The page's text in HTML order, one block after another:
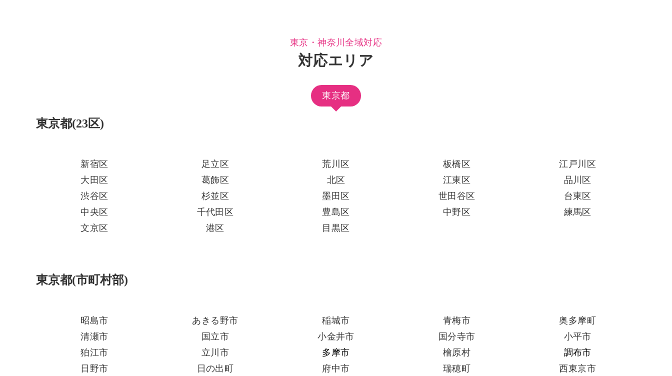
東京・神奈川全域対応
対応エリア
東京都
東京都(23区)
新宿区 足立区 荒川区 板橋区
江戸川区
大田区
葛飾区 北区 江東区
品川区
渋谷区
杉並区 墨田区 世田谷区
台東区
中央区
千代田区 豊島区 中野区
練馬区
文京区
港区 目黒区
東京都(市町村部)
昭島市 あきる野市 稲城市 青梅市
奥多摩町
清瀬市
国立市 小金井市 国分寺市
小平市
狛江市
立川市 多摩市 檜原村
調布市
日野市
日の出町 府中市 瑞穂町
西東京市